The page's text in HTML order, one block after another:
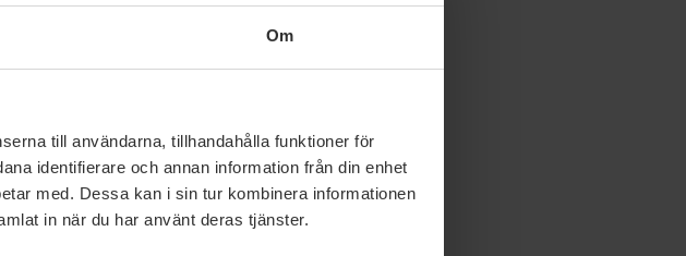
Om
till användarna, tillhandahålla funktioner för
identifierare och annan information från din enhet
med. Dessa kan i sin tur kombinera informationen
in när du har använt deras tjänster.
vill-ladda-for-elbilar